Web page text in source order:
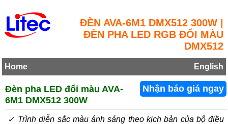
ĐÈN AVA-6M1 DMX512 300W |
ĐÈN PHA LED RGB ĐỔI MÀU
DMX512
Home English
Nhận báo giá ngay
Đèn pha LED đổi màu AVA-
6M1 DMX512 300W
✓ Trình diễn sắc màu ánh sáng theo kịch bản của bộ điều